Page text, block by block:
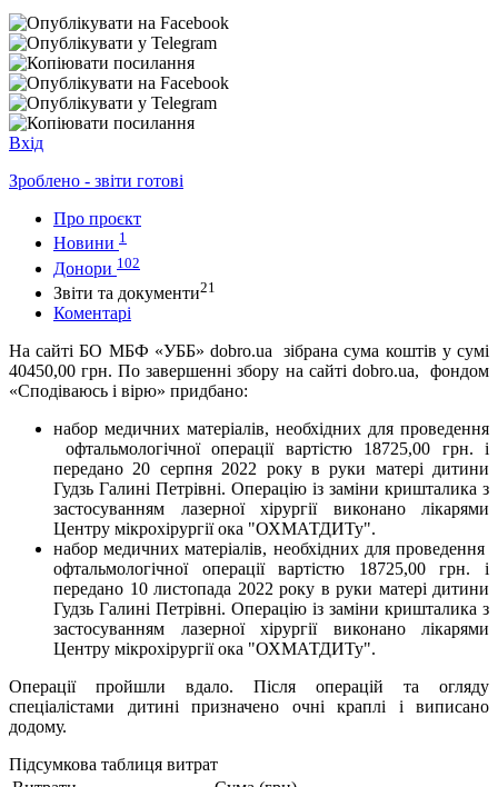
Вхід
Зроблено - звіти готові
Про проєкт
Новини 1
Донори 102
Звіти та документи21
Коментарі
На сайті БО МБФ «УББ» dobro.ua зібрана сума коштів у сумі
40450,00 грн. По завершенні збору на сайті dobro.ua, фондом
«Сподіваюсь і вірю» придбано:
набор медичних матеріалів, необхідних для проведення
офтальмологічної операції вартістю 18725,00 грн. і
передано 20 серпня 2022 року в руки матері дитини
Гудзь Галині Петрівні. Операцію із заміни кришталика з
застосуванням лазерної хірургії виконано лікарями
Центру мікрохірургії ока "ОХМАТДИТу".
набор медичних матеріалів, необхідних для проведення
офтальмологічної операції вартістю 18725,00 грн. і
передано 10 листопада 2022 року в руки матері дитини
Гудзь Галині Петрівні. Операцію із заміни кришталика з
застосуванням лазерної хірургії виконано лікарями
Центру мікрохірургії ока "ОХМАТДИТу".
Операції пройшли вдало. Після операцій та огляду
спеціалістами дитині призначено очні краплі і виписано
додому.
Підсумкова таблиця витрат